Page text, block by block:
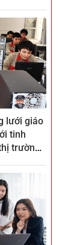
lưới giáo
tinh
trường